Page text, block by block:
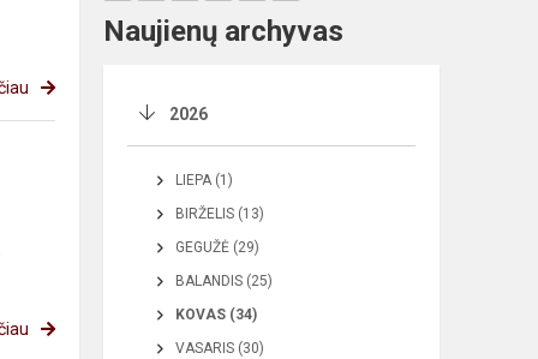
Naujienų archyvas
2026
LIEPA (1)
BIRŽELIS (13)
GEGUŽĖ (29)
BALANDIS (25)
KOVAS (34)
VASARIS (30)